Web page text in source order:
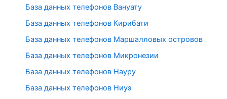
База данных телефонов Вануату
База данных телефонов Кирибати
База данных телефонов Маршалловых островов
База данных телефонов Микронезии
База данных телефонов Науру
База данных телефонов Ниуэ